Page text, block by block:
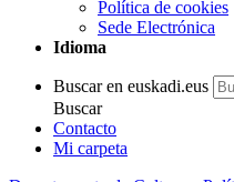
Política de cookies
Sede Electrónica
Idioma
Buscar en euskadi.eus
Buscar
Contacto
Mi carpeta